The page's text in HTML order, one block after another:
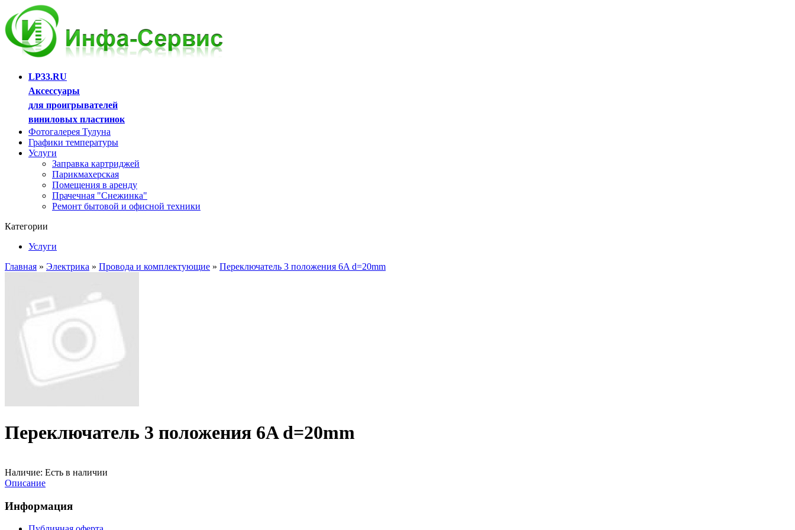
LP33.RU
Аксессуары
для проигрывателей
виниловых пластинок
Фотогалерея Тулуна
Графики температуры
Услуги
Заправка картриджей
Парикмахерская
Помещения в аренду
Прачечная "Снежинка"
Ремонт бытовой и офисной техники
Категории
Услуги
Главная » Электрика » Провода и комплектующие » Переключатель 3 положения 6A d=20mm
Переключатель 3 положения 6A d=20mm
Наличие: Есть в наличии
Описание
Информация